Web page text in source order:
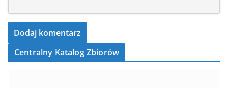
Centralny Katalog Zbiorów